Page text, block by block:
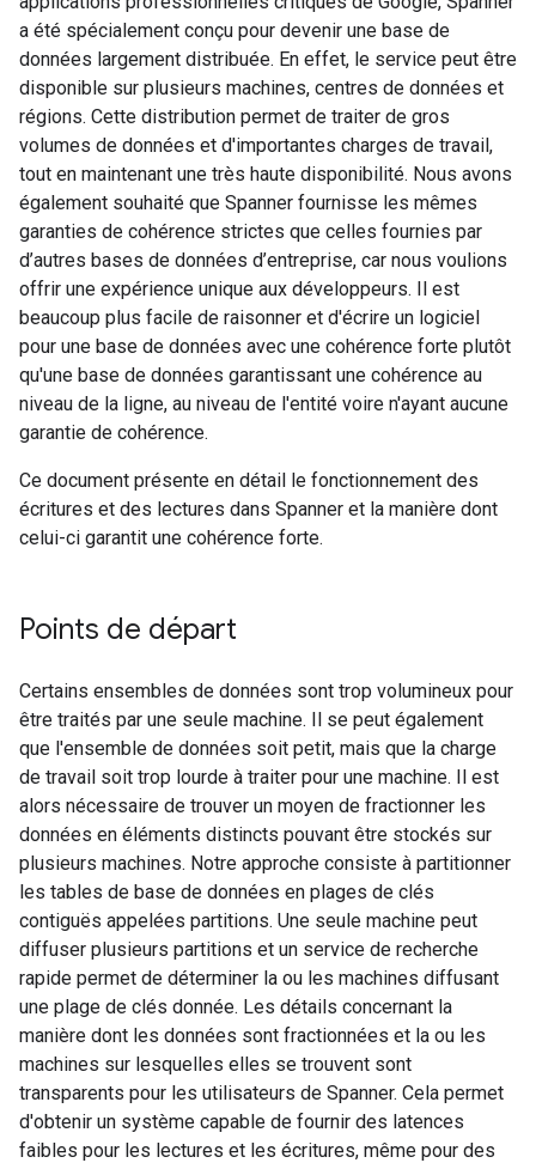
a été spécialement conçu pour devenir une base de
données largement distribuée. En effet, le service peut être
disponible sur plusieurs machines, centres de données et
régions. Cette distribution permet de traiter de gros
volumes de données et d'importantes charges de travail,
tout en maintenant une très haute disponibilité. Nous avons
également souhaité que Spanner fournisse les mêmes
garanties de cohérence strictes que celles fournies par
d’autres bases de données d’entreprise, car nous voulions
offrir une expérience unique aux développeurs. Il est
beaucoup plus facile de raisonner et d'écrire un logiciel
pour une base de données avec une cohérence forte plutôt
qu'une base de données garantissant une cohérence au
niveau de la ligne, au niveau de l'entité voire n'ayant aucune
garantie de cohérence.
Ce document présente en détail le fonctionnement des
écritures et des lectures dans Spanner et la manière dont
celui-ci garantit une cohérence forte.
Points de départ
Certains ensembles de données sont trop volumineux pour
être traités par une seule machine. Il se peut également
que l'ensemble de données soit petit, mais que la charge
de travail soit trop lourde à traiter pour une machine. Il est
alors nécessaire de trouver un moyen de fractionner les
données en éléments distincts pouvant être stockés sur
plusieurs machines. Notre approche consiste à partitionner
les tables de base de données en plages de clés
contiguës appelées partitions. Une seule machine peut
diffuser plusieurs partitions et un service de recherche
rapide permet de déterminer la ou les machines diffusant
une plage de clés donnée. Les détails concernant la
manière dont les données sont fractionnées et la ou les
machines sur lesquelles elles se trouvent sont
transparents pour les utilisateurs de Spanner. Cela permet
d'obtenir un système capable de fournir des latences
faibles pour les lectures et les écritures, même pour des